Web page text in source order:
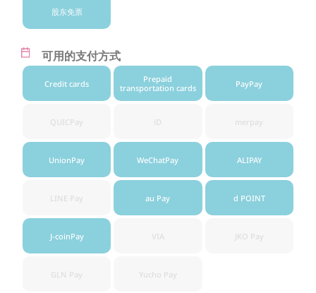
股东免票
可用的支付方式
Credit cards
Prepaid
transportation cards
PayPay
QUICPay iD merpay
UnionPay WeChatPay ALIPAY
LINE Pay au Pay d POINT
J-coinPay VIA JKO Pay
GLN Pay Yucho Pay